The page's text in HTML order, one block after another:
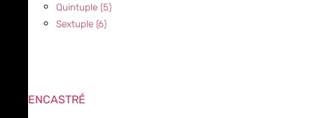
Quintuple (5)
Sextuple (6)
ENCASTRÉ